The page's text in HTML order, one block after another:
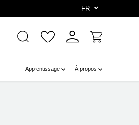
FR
Apprentissage À propos